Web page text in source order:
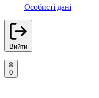
Особисті дані
Вийти
0